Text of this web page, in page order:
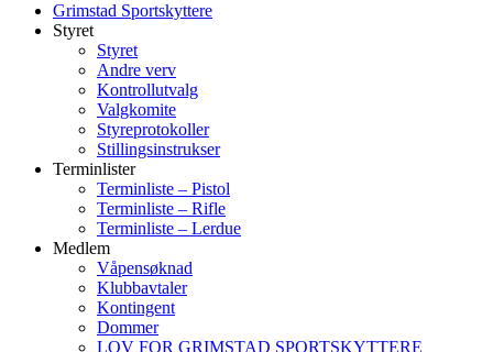
Grimstad Sportskyttere
Styret
Styret
Andre verv
Kontrollutvalg
Valgkomite
Styreprotokoller
Stillingsinstrukser
Terminlister
Terminliste – Pistol
Terminliste – Rifle
Terminliste – Lerdue
Medlem
Våpensøknad
Klubbavtaler
Kontingent
Dommer
LOV FOR GRIMSTAD SPORTSKYTTERE